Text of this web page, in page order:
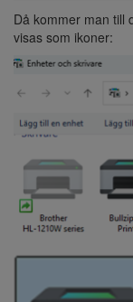
Då kommer man till
visas som ikoner: